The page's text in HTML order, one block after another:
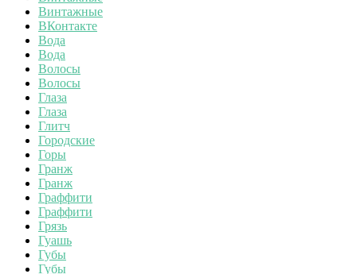
Винтажные
ВКонтакте
Вода
Вода
Волосы
Волосы
Глаза
Глаза
Глитч
Городские
Горы
Гранж
Гранж
Граффити
Граффити
Грязь
Гуашь
Губы
Губы